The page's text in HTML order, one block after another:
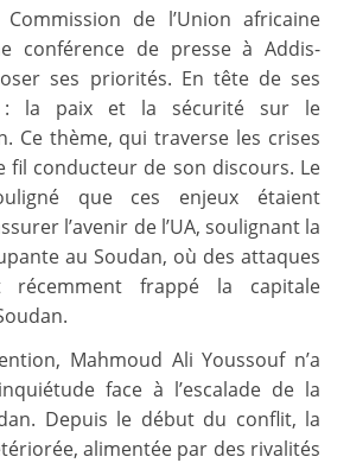
de l’Union africaine
conférence de presse à Addis-
ses priorités. En tête de ses
: la paix et la sécurité sur le
Ce thème, qui traverse les crises
fil conducteur de son discours. Le
que ces enjeux étaient
l’avenir de l’UA, soulignant la
au Soudan, où des attaques
frappé la capitale
Mahmoud Ali Youssouf n’a
face à l’escalade de la
Depuis le début du conflit, la
alimentée par des rivalités